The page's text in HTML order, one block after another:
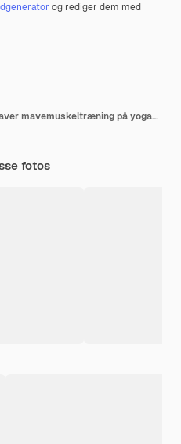
og rediger dem med
Solbrun ung atletisk pige laver mavemuskeltræning på yogamåtte
fotos